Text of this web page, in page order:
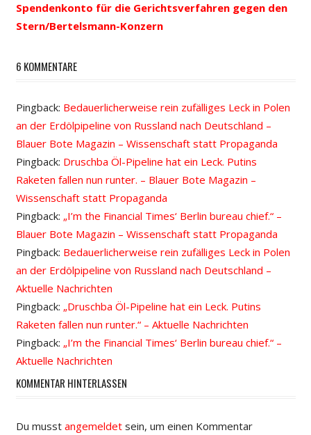
Spendenkonto für die Gerichtsverfahren gegen den
Stern/Bertelsmann-Konzern
6 KOMMENTARE
Pingback: Bedauerlicherweise rein zufälliges Leck in Polen
an der Erdölpipeline von Russland nach Deutschland –
Blauer Bote Magazin – Wissenschaft statt Propaganda
Pingback: Druschba Öl-Pipeline hat ein Leck. Putins
Raketen fallen nun runter. – Blauer Bote Magazin –
Wissenschaft statt Propaganda
Pingback: „I’m the Financial Times‘ Berlin bureau chief.“ –
Blauer Bote Magazin – Wissenschaft statt Propaganda
Pingback: Bedauerlicherweise rein zufälliges Leck in Polen
an der Erdölpipeline von Russland nach Deutschland –
Aktuelle Nachrichten
Pingback: „Druschba Öl-Pipeline hat ein Leck. Putins
Raketen fallen nun runter.“ – Aktuelle Nachrichten
Pingback: „I’m the Financial Times‘ Berlin bureau chief.“ –
Aktuelle Nachrichten
KOMMENTAR HINTERLASSEN
Du musst angemeldetsein, um einen Kommentar